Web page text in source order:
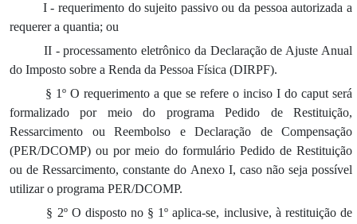
I - requerimento do sujeito passivo ou da pessoa autorizada a
requerer a quantia; ou
II - processamento eletrônico da Declaração de Ajuste Anual
do Imposto sobre a Renda da Pessoa Física (DIRPF).
§ 1º O requerimento a que se refere o inciso I do caput será
formalizado por meio do programa Pedido de Restituição,
Ressarcimento ou Reembolso e Declaração de Compensação
(PER/DCOMP) ou por meio do formulário Pedido de Restituição
ou de Ressarcimento, constante do Anexo I, caso não seja possível
utilizar o programa PER/DCOMP.
§ 2º O disposto no § 1º aplica-se, inclusive, à restituição de